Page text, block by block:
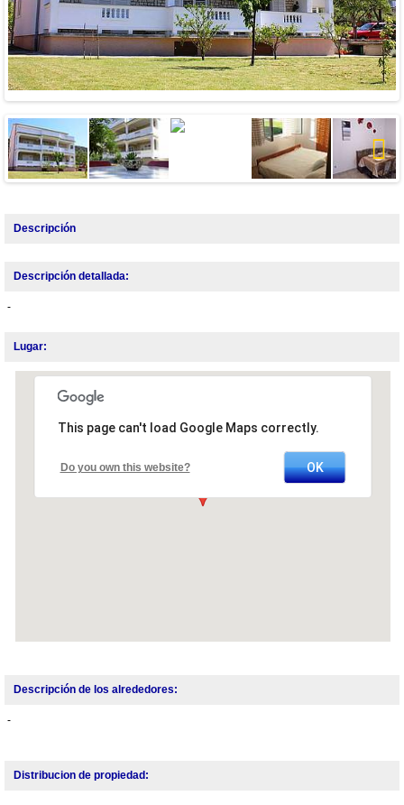
Next
Descripción
Descripción detallada:
-
Lugar:
This page can't load Google Maps correctly.
Do you own this website? OK
Descripción de los alrededores:
-
Distribucion de propiedad: